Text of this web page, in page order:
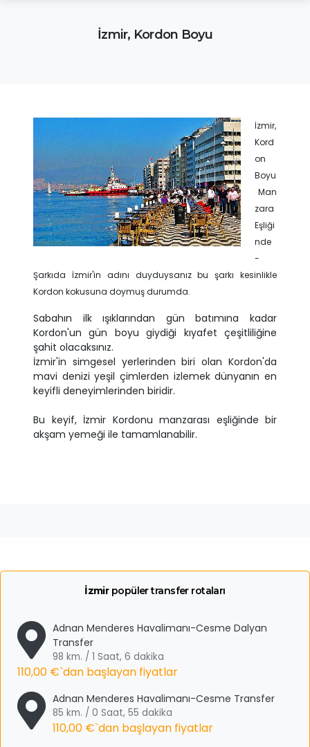
İzmir, Kordon Boyu
İzmir,
Kord
on
Boyu
Man
zara
Eşliği
nde
-
Şarkıda İzmir'in adını duyduysanız bu şarkı kesinlikle
Kordon kokusuna doymuş durumda.
Sabahın ilk ışıklarından gün batımına kadar
Kordon'un gün boyu giydiği kıyafet çeşitliliğine
şahit olacaksınız.
İzmir'in simgesel yerlerinden biri olan Kordon'da
mavi denizi yeşil çimlerden izlemek dünyanın en
keyifli deneyimlerinden biridir.
Bu keyif, İzmir Kordonu manzarası eşliğinde bir
akşam yemeği ile tamamlanabilir.
İzmirpopüler transfer rotaları
Adnan Menderes Havalimanı-Cesme Dalyan
Transfer
98 km. / 1 Saat, 6 dakika
110,00 €`dan başlayan fiyatlar
Adnan Menderes Havalimanı-Cesme Transfer
85 km. / 0 Saat, 55 dakika
110,00 €`dan başlayan fiyatlar